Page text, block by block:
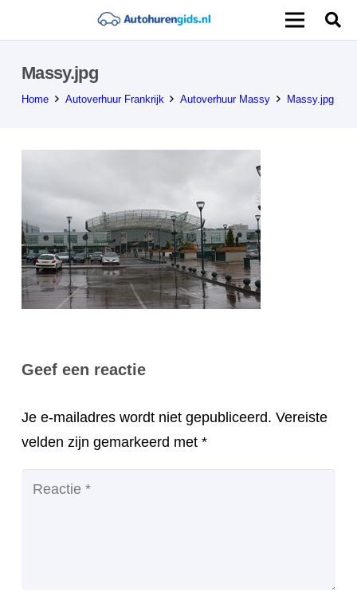
Massy.jpg
Home Autoverhuur Frankrijk Autoverhuur Massy Massy.jpg
Geef een reactie
Je e-mailadres wordt niet gepubliceerd. Vereiste
velden zijn gemarkeerd met *